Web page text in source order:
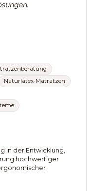
Naturlatex-Matratzen
in der Entwicklung,
hochwertiger